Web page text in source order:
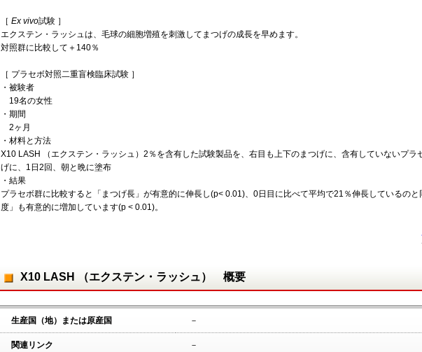
［ Ex vivo試験 ］
エクステン・ラッシュは、毛球の細胞増殖を刺激してまつげの成長を早めます。
対照群に比較して＋140％
［ プラセボ対照二重盲検臨床試験 ］
・被験者
19名の女性
・期間
2ヶ月
・材料と方法
X10 LASH （エクステン・ラッシュ）2％を含有した試験製品を、右目も上下のまつげに、含有していないプラ
げに、1日2回、朝と晩に塗布
・結果
プラセボ群に比較すると「まつげ長」が有意的に伸長し(p< 0.01)、0日目に比べて平均で21％伸長しているの
度」も有意的に増加しています(p < 0.01)。
X10 LASH （エクステン・ラッシュ） 概要
生産国（地）または原産国 －
関連リンク －